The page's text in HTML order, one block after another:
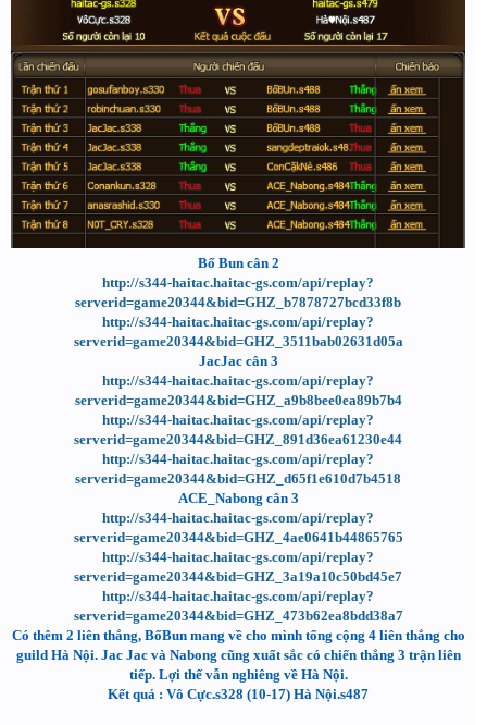
Bố Bun cân 2
http://s344-haitac.haitac-gs.com/api/replay?
serverid=game20344&bid=GHZ_b7878727bcd33f8b
http://s344-haitac.haitac-gs.com/api/replay?
serverid=game20344&bid=GHZ_3511bab02631d05a
JacJac cân 3
http://s344-haitac.haitac-gs.com/api/replay?
serverid=game20344&bid=GHZ_a9b8bee0ea89b7b4
http://s344-haitac.haitac-gs.com/api/replay?
serverid=game20344&bid=GHZ_891d36ea61230e44
http://s344-haitac.haitac-gs.com/api/replay?
serverid=game20344&bid=GHZ_d65f1e610d7b4518
ACE_Nabong cân 3
http://s344-haitac.haitac-gs.com/api/replay?
serverid=game20344&bid=GHZ_4ae0641b44865765
http://s344-haitac.haitac-gs.com/api/replay?
serverid=game20344&bid=GHZ_3a19a10c50bd45e7
http://s344-haitac.haitac-gs.com/api/replay?
serverid=game20344&bid=GHZ_473b62ea8bdd38a7
Có thêm 2 liên thắng, BốBun mang về cho mình tổng cộng 4 liên thắng cho
guild Hà Nội. Jac Jac và Nabong cũng xuất sắc có chiến thắng 3 trận liên
tiếp. Lợi thế vẫn nghiêng về Hà Nội.
Kết quả : Vô Cực.s328 (10-17) Hà Nội.s487